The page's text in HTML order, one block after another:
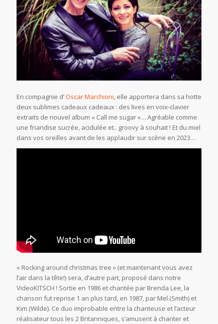
En compagnie d’Oscar Marchioni, elle apportera dans sa hotte
deux sublimes cadeaux cadeaux : des lives en voix-clavier
extraits de nouvel album « Call me sugar »… Agréable comme
une friandise sucrée, acidulée et.. groovy à souhait ! Et du miel
dans vos oreilles avant de les applaudir sur scène en 2023…
« Rocking around christmas tree » (et maintenant vous avez
l’air dans la tête!) sera, d’autre part, proposé dans notre
VideoKITSCH ! Sortie en 1986 et chantée par Brenda Lee, la
chanson fut reprise 1 an plus tard, en 1987, par Mel (Smith) et
Kim (Wilde). Ce duo improbable entre la chanteuse et l’acteur
réalisateur tous les 2 Britanniques, s’amusent à chanter et